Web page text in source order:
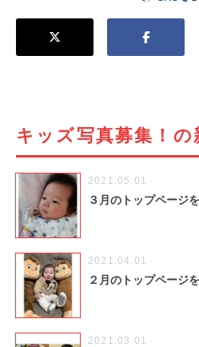
キッズ写真募集！の
2021.05.01
３月のトップページ
2021.04.01
２月のトップページ
2021.03.01